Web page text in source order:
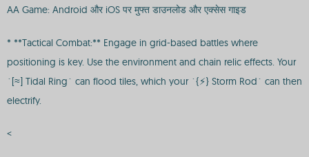
AA Game: Android और iOS पर मुफ्त डाउनलोड और एक्सेस गाइड
* **Tactical Combat:** Engage in grid-based battles where
positioning is key. Use the environment and chain relic effects. Your
`[≈] Tidal Ring` can flood tiles, which your `{⚡} Storm Rod` can then
electrify.
<